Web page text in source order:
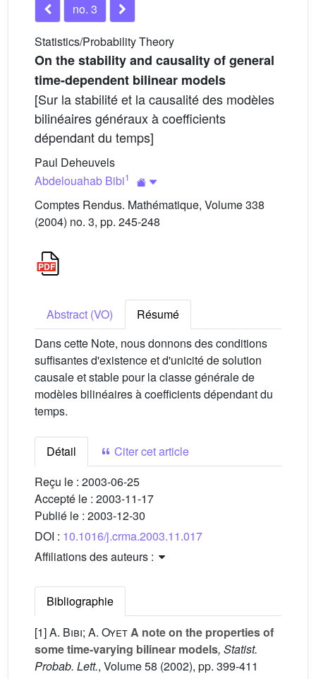
no. 3
Statistics/Probability Theory
On the stability and causality of general
time-dependent bilinear models
[Sur la stabilité et la causalité des modèles
bilinéaires généraux à coefficients
dépendant du temps]
Paul Deheuvels
Abdelouahab Bibi1
Comptes Rendus. Mathématique, Volume 338
(2004) no. 3, pp. 245-248
Abstract (VO)
Résumé
Dans cette Note, nous donnons des conditions
suffisantes d'existence et d'unicité de solution
causale et stable pour la classe générale de
modèles bilinéaires à coefficients dépendant du
temps.
Détail
Citer cet article
Reçu le : 2003-06-25
Accepté le : 2003-11-17
Publié le : 2003-12-30
DOI : 10.1016/j.crma.2003.11.017
Affiliations des auteurs :
Bibliographie
[1]A. Bibi; A. OyetA note on the properties of
some time-varying bilinear models, Statist.
Probab. Lett., Volume 58 (2002), pp. 399-411